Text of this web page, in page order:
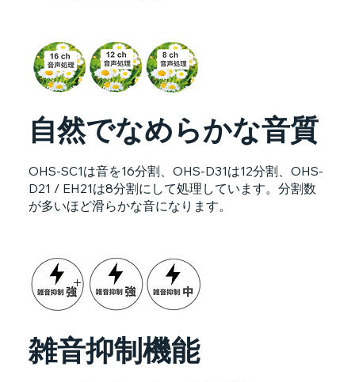
自然でなめらかな音質
OHS-SC1は音を16分割、OHS-D31は12分割、OHS-
D21 / EH21は8分割にして処理しています。分割数
が多いほど滑らかな音になります。
雑音抑制機能